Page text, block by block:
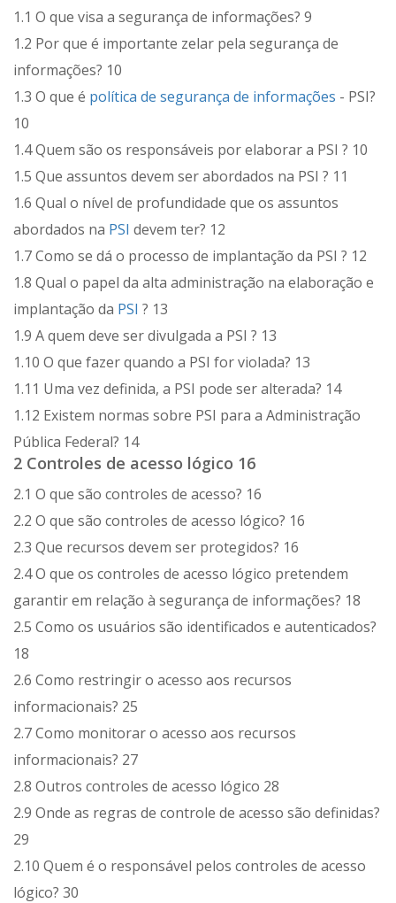
1.1 O que visa a segurança de informações? 9
1.2 Por que é importante zelar pela segurança de
informações? 10
1.3 O que é política de segurança de informações - PSI?
10
1.4 Quem são os responsáveis por elaborar a PSI ? 10
1.5 Que assuntos devem ser abordados na PSI ? 11
1.6 Qual o nível de profundidade que os assuntos
abordados na PSI devem ter? 12
1.7 Como se dá o processo de implantação da PSI ? 12
1.8 Qual o papel da alta administração na elaboração e
implantação da PSI ? 13
1.9 A quem deve ser divulgada a PSI ? 13
1.10 O que fazer quando a PSI for violada? 13
1.11 Uma vez definida, a PSI pode ser alterada? 14
1.12 Existem normas sobre PSI para a Administração
Pública Federal? 14
2 Controles de acesso lógico 16
2.1 O que são controles de acesso? 16
2.2 O que são controles de acesso lógico? 16
2.3 Que recursos devem ser protegidos? 16
2.4 O que os controles de acesso lógico pretendem
garantir em relação à segurança de informações? 18
2.5 Como os usuários são identificados e autenticados?
18
2.6 Como restringir o acesso aos recursos
informacionais? 25
2.7 Como monitorar o acesso aos recursos
informacionais? 27
2.8 Outros controles de acesso lógico 28
2.9 Onde as regras de controle de acesso são definidas?
29
2.10 Quem é o responsável pelos controles de acesso
lógico? 30